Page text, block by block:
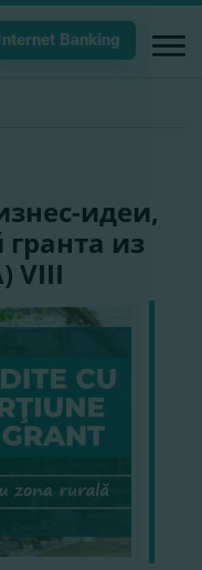
Banking
идеи,
из
VIII